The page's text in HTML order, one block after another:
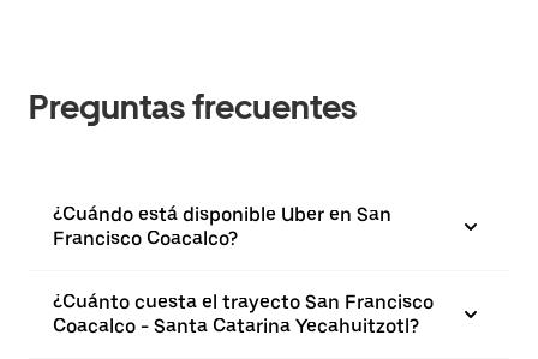
Preguntas frecuentes
¿Cuándo está disponible Uber en San
Francisco Coacalco?
¿Cuánto cuesta el trayecto San Francisco
Coacalco - Santa Catarina Yecahuitzotl?